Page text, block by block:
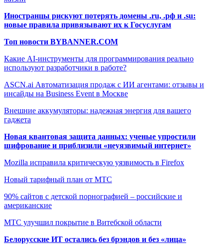
Иностранцы рискуют потерять домены .ru, .рф и .su:
новые правила привязывают их к Госуслугам
Топ новости BYBANNER.COM
Какие AI-инструменты для программирования реально
используют разработчики в работе?
ASCN.ai Автоматизация продаж с ИИ агентами: отзывы и
инсайды на Business Event в Москве
Внешние аккумуляторы: надежная энергия для вашего
гаджета
Новая квантовая защита данных: ученые упростили
шифрование и приблизили «неуязвимый интернет»
Mozilla исправила критическую уязвимость в Firefox
Новый тарифный план от МТС
90% сайтов с детской порнографией – российские и
американские
МТС улучшил покрытие в Витебской области
Белорусские ИТ остались без брэндов и без «лица»